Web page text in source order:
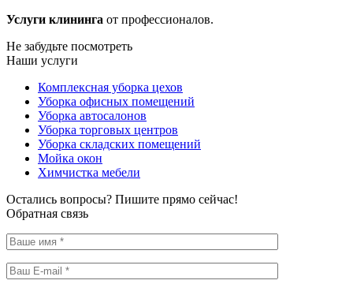
Услуги клининга от профессионалов.
Не забудьте посмотреть
Наши услуги
Комплексная уборка цехов
Уборка офисных помещений
Уборка автосалонов
Уборка торговых центров
Уборка складских помещений
Мойка окон
Химчистка мебели
Остались вопросы? Пишите прямо сейчас!
Обратная связь